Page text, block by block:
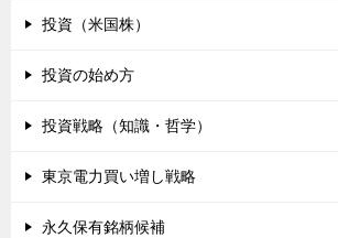
投資（米国株）
投資の始め方
投資戦略（知識・哲学）
東京電力買い増し戦略
永久保有銘柄候補